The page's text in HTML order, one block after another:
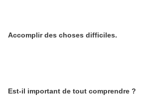
Accomplir des choses difficiles.
Est-il important de tout comprendre ?